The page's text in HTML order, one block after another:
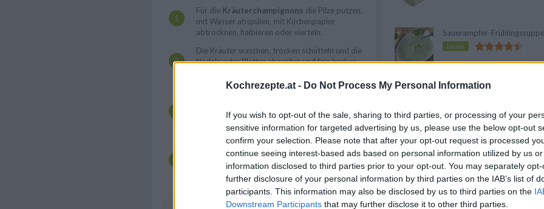
Kochrezepte.at - Do Not Process My Personal Information
If you wish to opt-out of the sale, sharing to third parties, or processing of your
sensitive information for targeted advertising by us, please use the below opt-out
confirm your selection. Please note that after your opt-out request is processed
continue seeing interest-based ads based on personal information utilized by us
information disclosed to third parties prior to your opt-out. You may separately
further disclosure of your personal information by third parties on the IAB’s list of
participants. This information may also be disclosed by us to third parties on the
Downstream Participants that may further disclose it to other third parties.
Für die Kräuterchampignons die Pilze putzen,
mit Wasser abspülen, mit Küchenpapier
abtrocknen, halbieren oder vierteln.
Die Kräuter waschen, trocken schütteln und die
Nadeln oder Blätter abzupfen und fein hacken.
Knoblauchzehe schälen fein hacken.
Champignons und Zwiebel zirka 4 Minuten
anbraten. Thymian, Rosmarin und Knoblauch
hinzugeben und weitere 2 Minuten braten.
Mit Balsamico Essig ablöschen und mit Salz und
Pfeffer abschmecken. Zuletzt die Petersilie
untermengen und servieren.
Sauerampfer-Frühlingssuppe
Leicht